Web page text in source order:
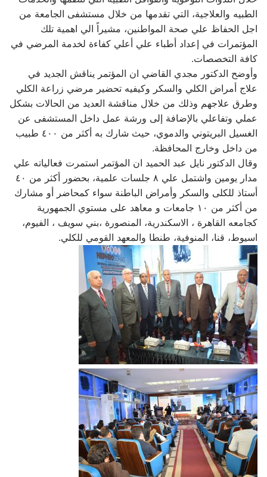
الطبيه والعلاجية، التي تقدمها من خلال مستشفى الجامعة من
اجل الحفاظ علي صحة المواطنين، مشيراً الي اهمية تلك
المؤتمرات في إعداد أطباء علي أعلي كفاءة لخدمة المرضي في
كافة التخصصات.
وأوضح الدكتور مجدي القاضي ان المؤتمر يناقش الجديد في
علاج أمراض الكلي والسكر وكيفيه تحضير مرضي زراعة الكلي
وطرق علاجهم وذلك من خلال مناقشة العديد من الحالات بشكل
عملي وتفاعلي بالإضافة إلى ورشة عمل داخل المستشفى عن
الغسيل البريتوني والدموي، حيث شارك به أكثر من ٤٠٠ طبيب
من داخل وخارج المحافظة.
وقال الدكتور نايل عبد الحميد ان المؤتمر استمرت فعالياته علي
مدار يومين واشتمل علي ٨ جلسات علمية، بحضور أكثر من ٤٠
أستاذ للكلى والسكر وأمراض الباطنة سواء كمحاضر أو مشارك
من أكثر من ١٠ جامعات و معاهد على مستوي الجمهورية
كجامعه القاهرة ، الاسكندرية، المنصورة ،بني سويف ، الفيوم،
اسيوط، قنا، المنوفية، طنطا والمعهد القومي للكلي.